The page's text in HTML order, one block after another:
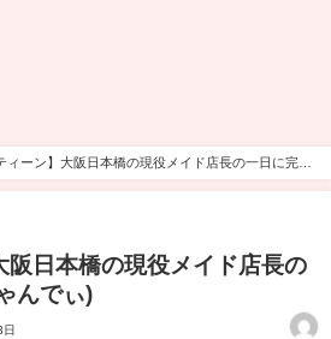
ィーン】大阪日本橋の現役メイド店長の一日に完全
阪日本橋の現役メイド店長の
んでぃ)